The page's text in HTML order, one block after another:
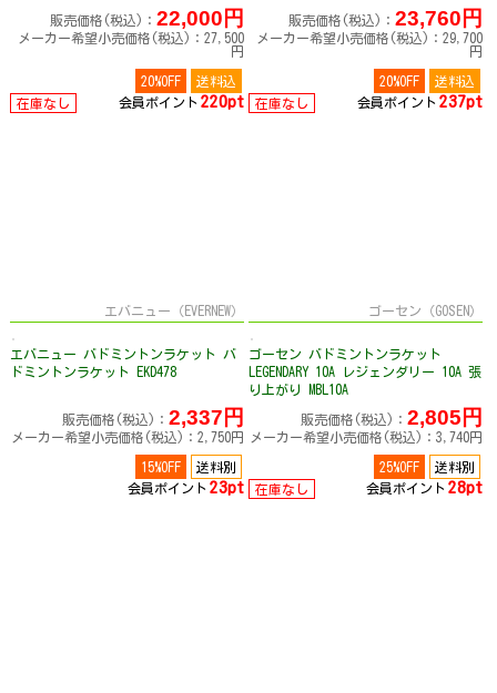
販売価格(税込)： 22,000円
メーカー希望小売価格(税込)：27,500
円
20%OFF
送料込
在庫なし
会員ポイント 220pt
販売価格(税込)： 23,760円
メーカー希望小売価格(税込)：29,700
円
20%OFF
送料込
在庫なし
会員ポイント 237pt
エバニュー（EVERNEW）
エバニュー バドミントンラケット バ
ドミントンラケット EKD478
販売価格(税込)： 2,337円
メーカー希望小売価格(税込)：2,750円
15%OFF
送料別
会員ポイント 23pt
ゴーセン（GOSEN）
ゴーセン バドミントンラケット
LEGENDARY 10A レジェンダリー 10A 張
り上がり MBL10A
販売価格(税込)： 2,805円
メーカー希望小売価格(税込)：3,740円
25%OFF
送料別
在庫なし
会員ポイント 28pt